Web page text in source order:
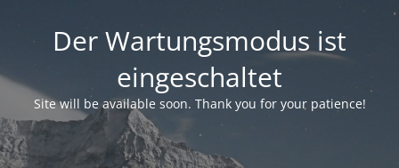
Der Wartungsmodus ist
eingeschaltet
Site will be available soon. Thank you for your patience!